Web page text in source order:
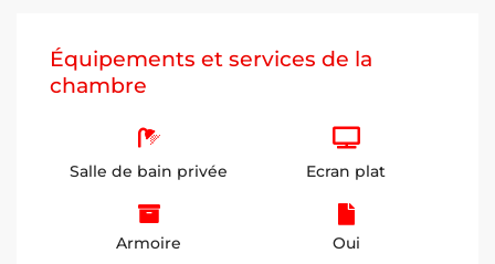
Équipements et services de la
chambre
Salle de bain privée Ecran plat
Armoire Oui